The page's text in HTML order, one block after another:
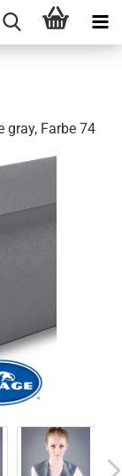
gray, Farbe 74